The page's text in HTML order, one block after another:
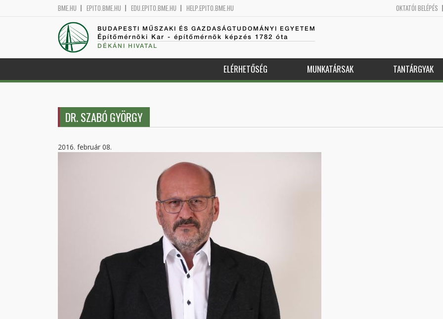
BME.HU EPITO.BME.HU EDU.EPITO.BME.HU HELP.EPITO.BME.HU OKTATÓI BELÉPÉS
BUDAPESTI MŰSZAKI ÉS GAZDASÁGTUDOMÁNYI EGYETEM
Építőmérnöki Kar - építőmérnök képzés 1782 óta
DÉKÁNI HIVATAL
ELÉRHETŐSÉG MUNKATÁRSAK TANTÁRGYAK
DR. SZABÓ GYÖRGY
2016. február 08.